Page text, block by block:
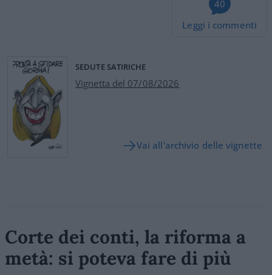
40
Leggi i commenti
SEDUTE SATIRICHE
Vignetta del 07/08/2026
Vai all'archivio delle vignette
Corte dei conti, la riforma a
metà: si poteva fare di più